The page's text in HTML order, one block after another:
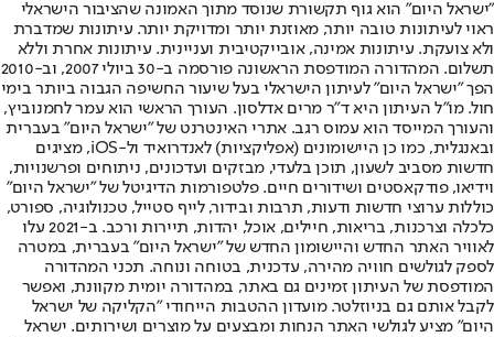
"ישראל היום" הוא גוף תקשורת שנוסד מתוך האמונה שהציבור הישראלי
ראוי לעיתונות טובה יותר, מאוזנת יותר ומדויקת יותר. עיתונות שמדברת
ולא צועקת. עיתונות אמינה, אובייקטיבית ועניינית. עיתונות אחרת וללא
תשלום. המהדורה המודפסת הראשונה פורסמה ב-30 ביולי 2007, וב-2010
הפך "ישראל היום" לעיתון הישראלי בעל שיעור החשיפה הגבוה ביותר בימי
חול. מו"ל העיתון היא ד"ר מרים אדלסון. העורך הראשי הוא עמר לחמנוביץ,
והעורך המייסד הוא עמוס רגב. אתרי האינטרנט של "ישראל היום" בעברית
ובאנגלית, כמו כן היישומונים (אפליקציות) לאנדרואיד ול-iOS, מציגים
חדשות מסביב לשעון, תוכן בלעדי, מבזקים ועדכונים, ניתוחים ופרשנויות,
וידיאו, פודקאסטים ושידורים חיים. פלטפורמות הדיגיטל של "ישראל היום"
כוללות ערוצי חדשות ודעות, תרבות ובידור, לייף סטייל, טכנולוגיה, ספורט,
כלכלה וצרכנות, בריאות, חיילים, אוכל, יהדות, תיירות ורכב. ב-2021 עלו
לאוויר האתר החדש והיישומון החדש של "ישראל היום" בעברית, במטרה
לספק לגולשים חוויה מהירה, עדכנית, בטוחה ונוחה. תכני המהדורה
המודפסת של העיתון זמינים גם באתר, במהדורה יומית מקוונת, ואפשר
לקבל אותם גם בניוזלטר. מועדון ההטבות הייחודי "הקליקה של ישראל
היום" מציע לגולשי האתר הנחות ומבצעים על מוצרים ושירותים. ישראל